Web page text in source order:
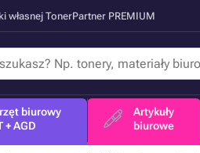
własnej TonerPartner PREMIUM
biurowy
+ AGD
Artykuły
biurowe